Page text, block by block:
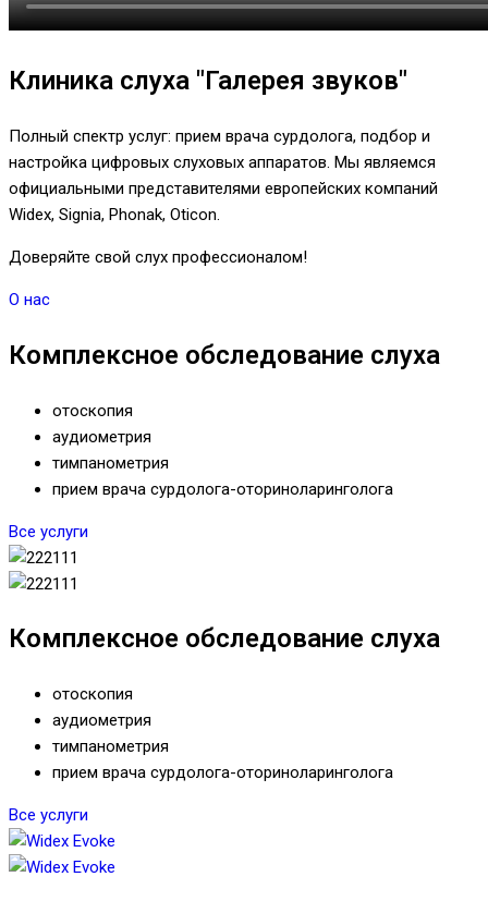
Клиника слуха "Галерея звуков"
Полный спектр услуг: прием врача сурдолога, подбор и
настройка цифровых слуховых аппаратов. Мы являемся
официальными представителями европейских компаний
Widex, Signia, Phonak, Oticon.
Доверяйте свой слух профессионалом!
О нас
Комплексное обследование слуха
отоскопия
аудиометрия
тимпанометрия
прием врача сурдолога-оториноларинголога
Все услуги
Комплексное обследование слуха
отоскопия
аудиометрия
тимпанометрия
прием врача сурдолога-оториноларинголога
Все услуги